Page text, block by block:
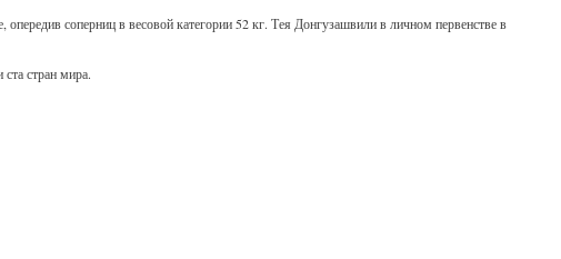
соперниц в весовой категории 52 кг. Тея Донгузашвили в личном первенстве в
стран мира.